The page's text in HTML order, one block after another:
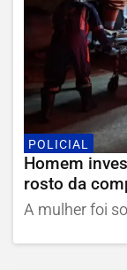
POLICIAL
Homem
rosto da
A mulher foi